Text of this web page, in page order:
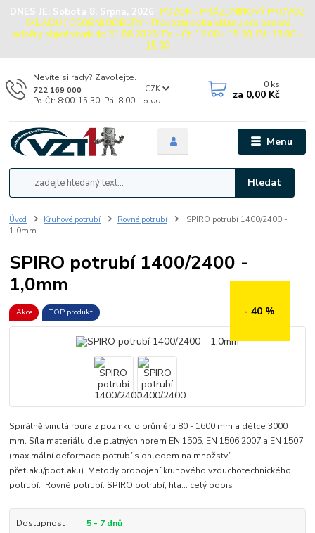
DNES JE: Sobota 8. Srpna, 2026 | POZOR - PRÁZDNINOVÝ PROVOZ
SKLADU / OSOBNÍ ODBĚRY - Provozní doba skladu pro osobní
odběry objednávek do 31.08.2026: Po - Čt: 13:00 - 15:30, Pá: 13:00 -
15:00
Menu
CZK
Hledat
Nevíte si rady? Zavolejte.
722 169 000
Po-Čt: 8:00-15:30, Pá: 8:00-15:00
0 ks
za 0,00 Kč
Úvod Kruhové potrubí Rovné potrubí
SPIRO potrubí 1400/2400 -
1,0mm
SPIRO potrubí 1400/2400 -
1,0mm
Akce TOP produkt - 40 %
Spirálně vinutá roura z pozinku o průměru 80 - 1600 mm a délce 3000
mm. Síla materiálu dle platných norem EN 1505, EN 1506:2007 a EN 1507
(maximální deformace potrubí s ohledem na množství
přetlaku/podtlaku). Metody propojení kruhového vzduchotechnického
potrubí: Rovné potrubí: SPIRO potrubí, hla... celý popis
Dostupnost
5 - 7 dnů